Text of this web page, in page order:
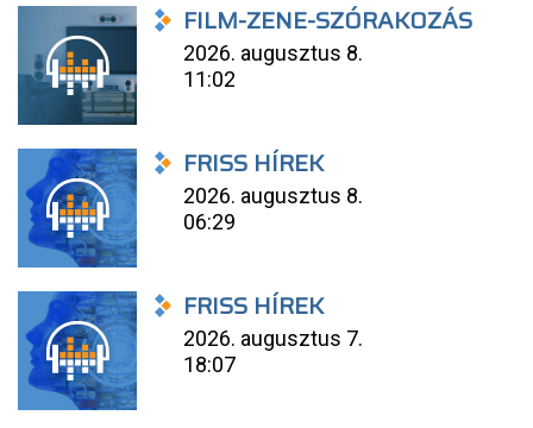
FILM-ZENE-SZÓRAKOZÁS
2026. augusztus 8.
11:02
FRISS HÍREK
2026. augusztus 8.
06:29
FRISS HÍREK
2026. augusztus 7.
18:07